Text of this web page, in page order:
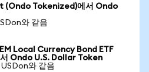
(Ondo Tokenized)에서 Ondo
와 같음
Local Currency Bond ETF
Ondo U.S. Dollar Token
와 같음